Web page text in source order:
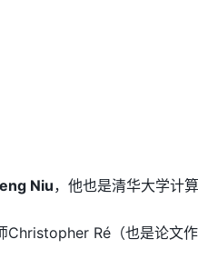
Niu，他也是清华大学计
Ré（也是论文